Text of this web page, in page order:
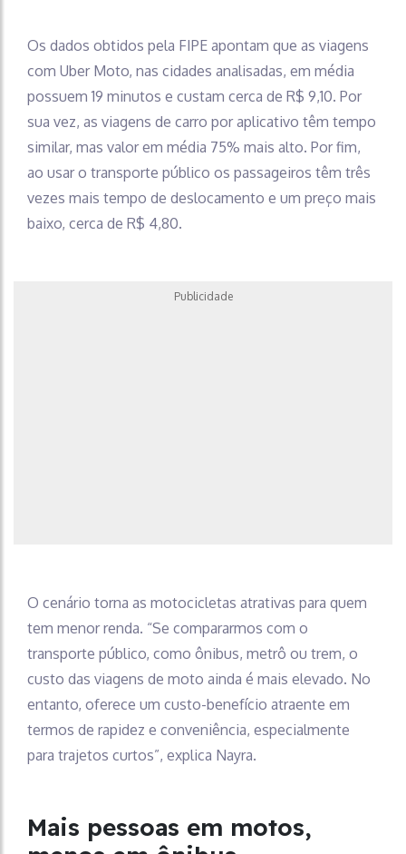
Os dados obtidos pela FIPE apontam que as viagens
com Uber Moto, nas cidades analisadas, em média
possuem 19 minutos e custam cerca de R$ 9,10. Por
sua vez, as viagens de carro por aplicativo têm tempo
similar, mas valor em média 75% mais alto. Por fim,
ao usar o transporte público os passageiros têm três
vezes mais tempo de deslocamento e um preço mais
baixo, cerca de R$ 4,80.
Publicidade
O cenário torna as motocicletas atrativas para quem
tem menor renda. “Se compararmos com o
transporte público, como ônibus, metrô ou trem, o
custo das viagens de moto ainda é mais elevado. No
entanto, oferece um custo-benefício atraente em
termos de rapidez e conveniência, especialmente
para trajetos curtos”, explica Nayra.
Mais pessoas em motos,